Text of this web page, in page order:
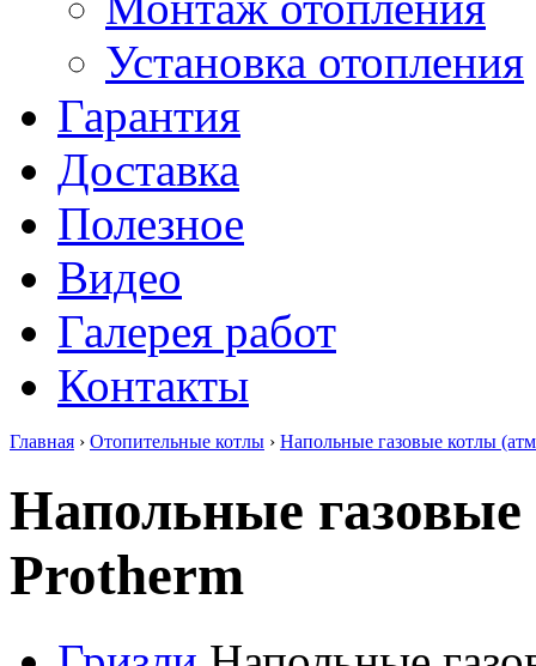
Установка отопления
Гарантия
Доставка
Полезное
Видео
Галерея работ
Контакты
Главная › Отопительные котлы › Напольные газовые котлы
Напольные
Protherm